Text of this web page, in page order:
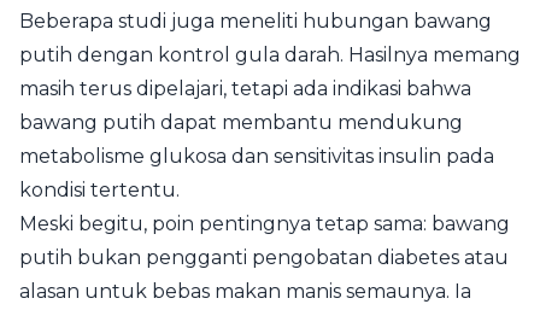
Beberapa studi juga meneliti hubungan bawang
putih dengan kontrol gula darah. Hasilnya memang
masih terus dipelajari, tetapi ada indikasi bahwa
bawang putih dapat membantu mendukung
metabolisme glukosa dan sensitivitas insulin pada
kondisi tertentu.
Meski begitu, poin pentingnya tetap sama: bawang
putih bukan pengganti pengobatan diabetes atau
alasan untuk bebas makan manis semaunya. Ia